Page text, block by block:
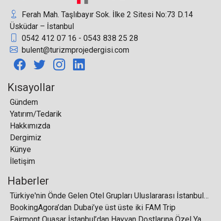
Korkmaz, GIA-Global İnovasyon Ödülü’nü aldı
Travelata: Bu yazın en pahalı tatili Moskova’dan
Daikin Hava Temizleme Cihazlari ile İç Hava
Kalitesi Artıyor
Ferah Mah. Taşlıbayır Sok. İlke 2 Sitesi No:73 D.14
Üsküdar – İstanbul
0542 412 07 16 - 0543 838 25 28
bulent@turizmprojedergisi.com
Kısayollar
Gündem
Yatırım/Tedarik
Hakkımızda
Dergimiz
Künye
İletişim
Haberler
Türkiye'nin Önde Gelen Otel Grupları Uluslararası İstanbul Turizm Fuarı'nda Buluşuyor
BookingAgora’dan Dubai’ye üst üste iki FAM Trip